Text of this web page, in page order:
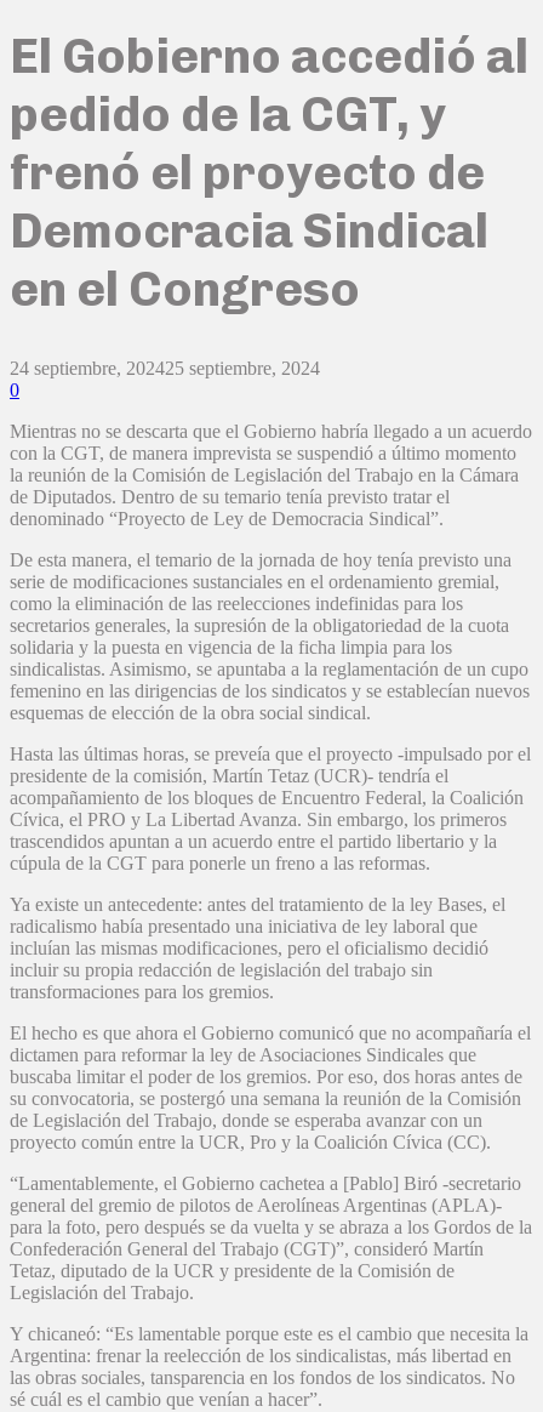
El Gobierno accedió al
pedido de la CGT, y
frenó el proyecto de
Democracia Sindical
en el Congreso
24 septiembre, 202425 septiembre, 2024
0
Mientras no se descarta que el Gobierno habría llegado a un acuerdo
con la CGT, de manera imprevista se suspendió a último momento
la reunión de la Comisión de Legislación del Trabajo en la Cámara
de Diputados. Dentro de su temario tenía previsto tratar el
denominado “Proyecto de Ley de Democracia Sindical”.
De esta manera, el temario de la jornada de hoy tenía previsto una
serie de modificaciones sustanciales en el ordenamiento gremial,
como la eliminación de las reelecciones indefinidas para los
secretarios generales, la supresión de la obligatoriedad de la cuota
solidaria y la puesta en vigencia de la ficha limpia para los
sindicalistas. Asimismo, se apuntaba a la reglamentación de un cupo
femenino en las dirigencias de los sindicatos y se establecían nuevos
esquemas de elección de la obra social sindical.
Hasta las últimas horas, se preveía que el proyecto -impulsado por el
presidente de la comisión, Martín Tetaz (UCR)- tendría el
acompañamiento de los bloques de Encuentro Federal, la Coalición
Cívica, el PRO y La Libertad Avanza. Sin embargo, los primeros
trascendidos apuntan a un acuerdo entre el partido libertario y la
cúpula de la CGT para ponerle un freno a las reformas.
Ya existe un antecedente: antes del tratamiento de la ley Bases, el
radicalismo había presentado una iniciativa de ley laboral que
incluían las mismas modificaciones, pero el oficialismo decidió
incluir su propia redacción de legislación del trabajo sin
transformaciones para los gremios.
El hecho es que ahora el Gobierno comunicó que no acompañaría el
dictamen para reformar la ley de Asociaciones Sindicales que
buscaba limitar el poder de los gremios. Por eso, dos horas antes de
su convocatoria, se postergó una semana la reunión de la Comisión
de Legislación del Trabajo, donde se esperaba avanzar con un
proyecto común entre la UCR, Pro y la Coalición Cívica (CC).
“Lamentablemente, el Gobierno cachetea a [Pablo] Biró -secretario
general del gremio de pilotos de Aerolíneas Argentinas (APLA)-
para la foto, pero después se da vuelta y se abraza a los Gordos de la
Confederación General del Trabajo (CGT)”, consideró Martín
Tetaz, diputado de la UCR y presidente de la Comisión de
Legislación del Trabajo.
Y chicaneó: “Es lamentable porque este es el cambio que necesita la
Argentina: frenar la reelección de los sindicalistas, más libertad en
las obras sociales, tansparencia en los fondos de los sindicatos. No
sé cuál es el cambio que venían a hacer”.